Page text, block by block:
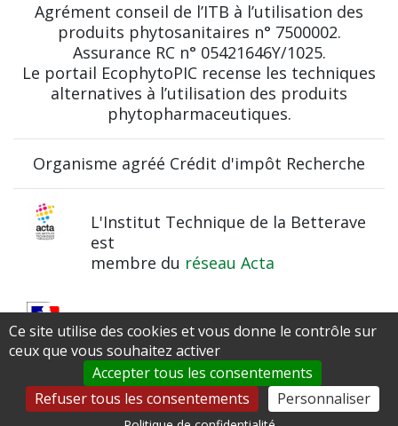
Agrément conseil de l’ITB à l’utilisation des
produits phytosanitaires n° 7500002.
Assurance RC n° 05421646Y/1025.
Le portail EcophytoPIC recense les techniques
alternatives à l’utilisation des produits
phytopharmaceutiques.
Organisme agréé Crédit d'impôt Recherche
L'Institut Technique de la Betterave
est
membre du réseau Acta
Institut Technique Agricole Qualifié
par leMinistère de l’Agriculture et de
l’Alimentation
Ce site utilise des cookies et vous donne le contrôle sur
ceux que vous souhaitez activer
Accepter tous les consentements
Refuser tous les consentements
Personnaliser